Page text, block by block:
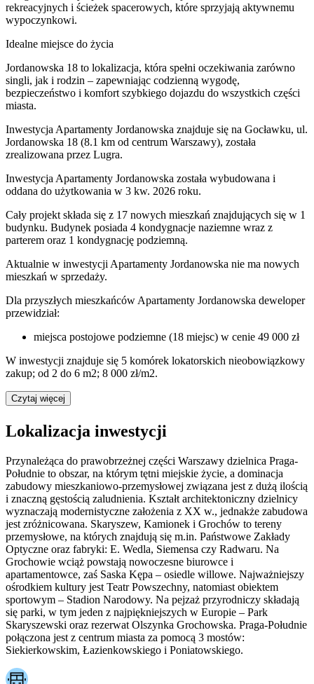
rekreacyjnych i ścieżek spacerowych, które sprzyjają aktywnemu
wypoczynkowi.
Idealne miejsce do życia
Jordanowska 18 to lokalizacja, która spełni oczekiwania zarówno
singli, jak i rodzin – zapewniając codzienną wygodę,
bezpieczeństwo i komfort szybkiego dojazdu do wszystkich części
miasta.
Inwestycja Apartamenty Jordanowska znajduje się na Gocławku, ul.
Jordanowska 18 (8.1 km od centrum Warszawy), została
zrealizowana przez Lugra.
Inwestycja Apartamenty Jordanowska została wybudowana i
oddana do użytkowania w 3 kw. 2026 roku.
Cały projekt składa się z 17 nowych mieszkań znajdujących się w 1
budynku. Budynek posiada 4 kondygnacje naziemne wraz z
parterem oraz 1 kondygnację podziemną.
Aktualnie w inwestycjiApartamenty Jordanowska nie ma nowych
mieszkań w sprzedaży.
Dla przyszłych mieszkańców Apartamenty Jordanowska deweloper
przewidział:
miejsca postojowe podziemne (18 miejsc) w cenie 49 000 zł
W inwestycji znajduje się 5 komórek lokatorskich nieobowiązkowy
zakup; od 2 do 6 m2; 8 000 zł/m2.
Czytaj więcej
Lokalizacja inwestycji
Przynależąca do prawobrzeżnej części Warszawy dzielnica Praga-
Południe to obszar, na którym tętni miejskie życie, a dominacja
zabudowy mieszkaniowo-przemysłowej związana jest z dużą ilością
i znaczną gęstością zaludnienia. Kształt architektoniczny dzielnicy
wyznaczają modernistyczne założenia z XX w., jednakże zabudowa
jest zróżnicowana. Skaryszew, Kamionek i Grochów to tereny
przemysłowe, na których znajdują się m.in. Państwowe Zakłady
Optyczne oraz fabryki: E. Wedla, Siemensa czy Radwaru. Na
Grochowie wciąż powstają nowoczesne biurowce i
apartamentowce, zaś Saska Kępa – osiedle willowe. Najważniejszy
ośrodkiem kultury jest Teatr Powszechny, natomiast obiektem
sportowym – Stadion Narodowy. Na pejzaż przyrodniczy składają
się parki, w tym jeden z najpiękniejszych w Europie – Park
Skaryszewski oraz rezerwat Olszynka Grochowska. Praga-Południe
połączona jest z centrum miasta za pomocą 3 mostów:
Siekierkowskim, Łazienkowskiego i Poniatowskiego.